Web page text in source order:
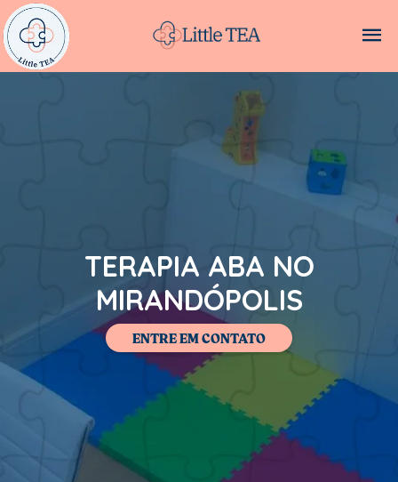
TERAPIA ABA NO
MIRANDÓPOLIS
ENTRE EM CONTATO